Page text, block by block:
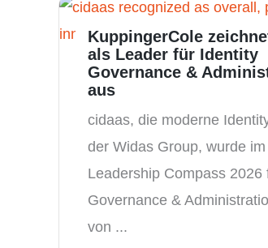
KuppingerCole
als Leader für Identity
Governance &
aus
cidaas, die moderne
der Widas Group, wurde
Leadership Compass 2026
Governance &
von ...